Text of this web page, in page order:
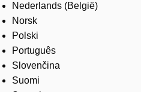
Nederlands (België)
Norsk
Polski
Português
Slovenčina
Suomi